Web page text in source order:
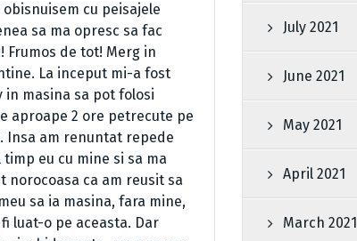
cu peisajele
sa ma opresc sa fac
Frumos de tot! Merg in
La inceput mi-a fost
in masina sa pot folosi
aproape 2 ore petrecute pe
Insa am renuntat repede
eu cu mine si sa ma
norocoasa ca am reusit sa
sa ia masina, fara mine,
luat-o pe aceasta. Dar
July 2021
June 2021
May 2021
April 2021
March 2021